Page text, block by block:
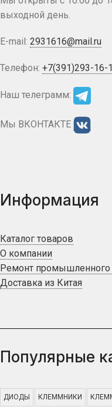
выходной день.
E-mail: 2931616@mail.ru
Телефон: +7(391)293-16-
Наш телеграмм:
Мы ВКОНТАКТЕ
Информация
Каталог товаров
О компании
Ремонт промышленного
Доставка из Китая
Популярные
ДИОДЫ КЛЕММНИКИ